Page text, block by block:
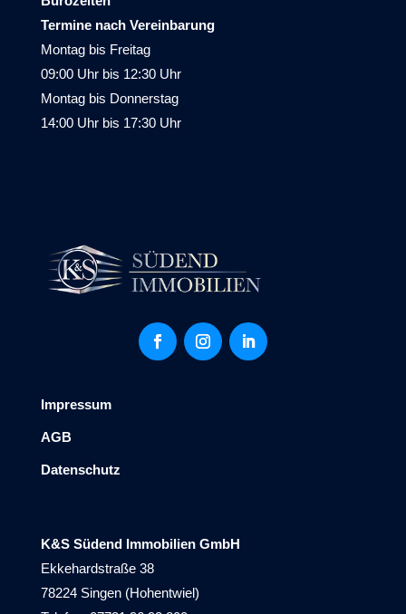
Termine nach Vereinbarung
Montag bis Freitag
09:00 Uhr bis 12:30 Uhr
Montag bis Donnerstag
14:00 Uhr bis 17:30 Uhr
Impressum
AGB
Datenschutz
K&S Südend Immobilien GmbH
Ekkehardstraße 38
78224 Singen (Hohentwiel)